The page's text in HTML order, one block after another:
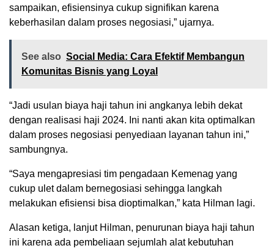
sampaikan, efisiensinya cukup signifikan karena
keberhasilan dalam proses negosiasi,” ujarnya.
See also Social Media: Cara Efektif Membangun
Komunitas Bisnis yang Loyal
“Jadi usulan biaya haji tahun ini angkanya lebih dekat
dengan realisasi haji 2024. Ini nanti akan kita optimalkan
dalam proses negosiasi penyediaan layanan tahun ini,”
sambungnya.
“Saya mengapresiasi tim pengadaan Kemenag yang
cukup ulet dalam bernegosiasi sehingga langkah
melakukan efisiensi bisa dioptimalkan,” kata Hilman lagi.
Alasan ketiga, lanjut Hilman, penurunan biaya haji tahun
ini karena ada pembeliaan sejumlah alat kebutuhan